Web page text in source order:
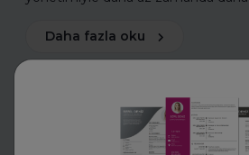
Daha fazla oku